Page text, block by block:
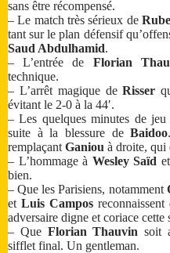
sans être récompensé.
– Le match très sérieux de
tant sur le plan défensif
Saud Abdulhamid.
– L’entrée de Florian
technique.
– L’arrêt magique deRisser
évitant le 2-0 à la 44′.
– Les quelques minutes de
suite à la blessure deBaidoo
remplaçant Ganiou à droite, qui
– L’hommage à Wesley Saïd et
bien.
– Que les Parisiens, notamment
et Luis Campos
adversaire digne et coriace cette
– Que Florian Thauvin soit
sifflet final. Un gentleman.